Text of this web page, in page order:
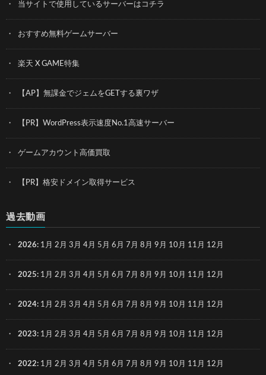
当サイトで使用しているサーバーはコチラ
おすすめ無料ゲームサーバー
楽天 X GAME特集
【AP】無課金でジェムをGETする裏ワザ
【PR】WordPress表示速度No.1高速サーバー
ゲームアカウント高価買取
【PR】格安ドメイン取得サービス
過去動画
2026: 1月 2月 3月 4月 5月 6月 7月 8月 9月 10月 11月 12月
2025: 1月 2月 3月 4月 5月 6月 7月 8月 9月 10月 11月 12月
2024: 1月 2月 3月 4月 5月 6月 7月 8月 9月 10月 11月 12月
2023: 1月 2月 3月 4月 5月 6月 7月 8月 9月 10月 11月 12月
2022: 1月 2月 3月 4月 5月 6月 7月 8月 9月 10月 11月 12月